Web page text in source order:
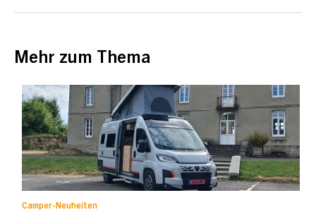
Mehr zum Thema
Camper-Neuheiten